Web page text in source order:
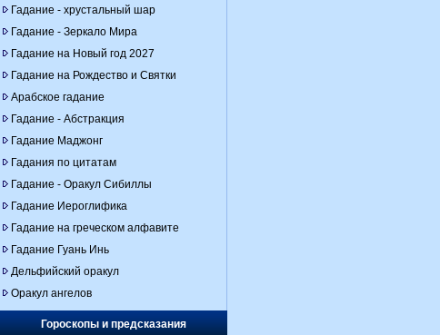
Гадание - хрустальный шар
Гадание - Зеркало Мира
Гадание на Новый год 2027
Гадание на Рождество и Святки
Арабское гадание
Гадание - Абстракция
Гадание Маджонг
Гадания по цитатам
Гадание - Оракул Сибиллы
Гадание Иероглифика
Гадание на греческом алфавите
Гадание Гуань Инь
Дельфийский оракул
Оракул ангелов
Гороскопы и предсказания